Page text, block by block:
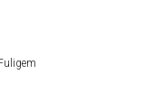
Atual: